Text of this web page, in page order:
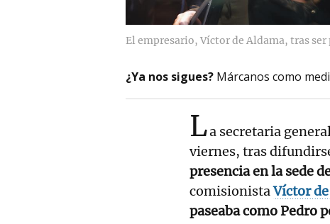
El empresario, Víctor de Aldama, tras
¿Ya nos sigues? Márcanos como
La secretaria
viernes, tras
presencia en la sede
comisionistaVíctor
paseaba como Pedro